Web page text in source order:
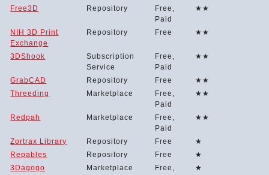
Free3D Repository
Free,
Paid
★★
NIH 3D Print
Exchange
Repository Free ★★
3DShook
Subscription
Service
Free,
Paid
★★
GrabCAD Repository Free
★★
Threeding
Marketplace
Free,
Paid
★★
Redpah Marketplace
Free,
Paid
★★
Zortrax Library Repository Free
★
Repables
Repository Free
★
3Dagogo
Marketplace
Free,
★